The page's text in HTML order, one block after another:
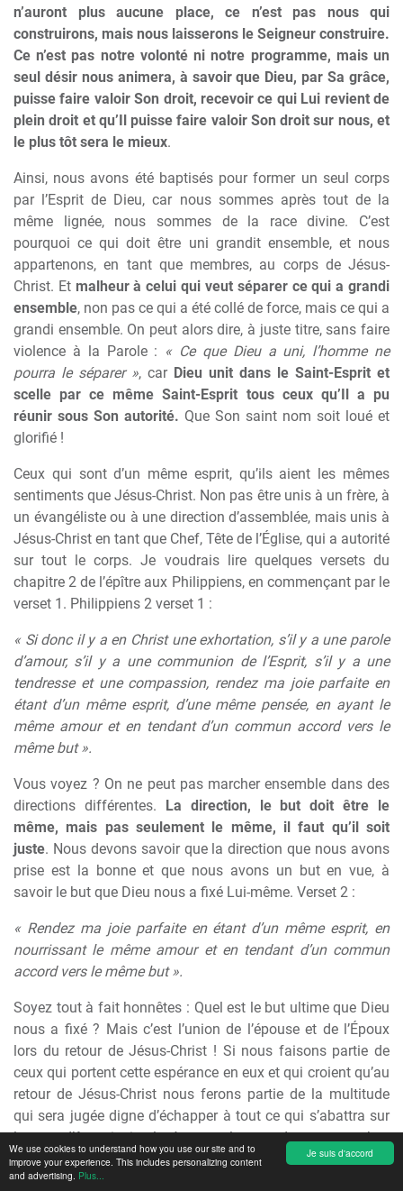
Je suis d'accord
We use cookies to understand how you use our site and to
improve your experience. This includes personalizing content
and advertising. Plus...
n’auront plus aucune place, ce n’est pas nous qui
construirons, mais nous laisserons le Seigneur construire.
Ce n’est pas notre volonté ni notre programme, mais un
seul désir nous animera, à savoir que Dieu, par Sa grâce,
puisse faire valoir Son droit, recevoir ce qui Lui revient de
plein droit et qu’Il puisse faire valoir Son droit sur nous, et
le plus tôt sera le mieux.
Ainsi, nous avons été baptisés pour former un seul corps
par l’Esprit de Dieu, car nous sommes après tout de la
même lignée, nous sommes de la race divine. C’est
pourquoi ce qui doit être uni grandit ensemble, et nous
appartenons, en tant que membres, au corps de Jésus-
Christ. Et malheur à celui qui veut séparer ce qui a grandi
ensemble, non pas ce qui a été collé de force, mais ce qui a
grandi ensemble. On peut alors dire, à juste titre, sans faire
violence à la Parole : « Ce que Dieu a uni, l’homme ne
pourra le séparer », car Dieu unit dans le Saint-Esprit et
scelle par ce même Saint-Esprit tous ceux qu’Il a pu
réunir sous Son autorité. Que Son saint nom soit loué et
glorifié !
Ceux qui sont d’un même esprit, qu’ils aient les mêmes
sentiments que Jésus-Christ. Non pas être unis à un frère, à
un évangéliste ou à une direction d’assemblée, mais unis à
Jésus-Christ en tant que Chef, Tête de l’Église, qui a autorité
sur tout le corps. Je voudrais lire quelques versets du
chapitre 2 de l’épître aux Philippiens, en commençant par le
verset 1. Philippiens 2 verset 1 :
« Si donc il y a en Christ une exhortation, s’il y a une parole
d’amour, s’il y a une communion de l’Esprit, s’il y a une
tendresse et une compassion, rendez ma joie parfaite en
étant d’un même esprit, d’une même pensée, en ayant le
même amour et en tendant d’un commun accord vers le
même but ».
Vous voyez ? On ne peut pas marcher ensemble dans des
directions différentes. La direction, le but doit être le
même, mais pas seulement le même, il faut qu’il soit
juste. Nous devons savoir que la direction que nous avons
prise est la bonne et que nous avons un but en vue, à
savoir le but que Dieu nous a fixé Lui-même. Verset 2 :
« Rendez ma joie parfaite en étant d’un même esprit, en
nourrissant le même amour et en tendant d’un commun
accord vers le même but ».
Soyez tout à fait honnêtes : Quel est le but ultime que Dieu
nous a fixé ? Mais c’est l’union de l’épouse et de l’Époux
lors du retour de Jésus-Christ ! Si nous faisons partie de
ceux qui portent cette espérance en eux et qui croient qu’au
retour de Jésus-Christ nous ferons partie de la multitude
qui sera jugée digne d’échapper à tout ce qui s’abattra sur
la terre, d’être ainsi enlevés avant les grandes catastrophes
et d’être auprès du Seigneur pour y célébrer là-bas le festin
des noces avec Lui, si nous portons et possédons ce but